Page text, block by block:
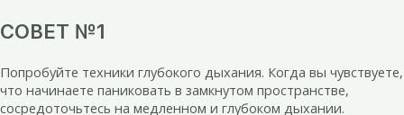
СОВЕТ №1
Попробуйте техники глубокого дыхания. Когда вы чувствуете,
что начинаете паниковать в замкнутом пространстве,
сосредоточьтесь на медленном и глубоком дыхании.